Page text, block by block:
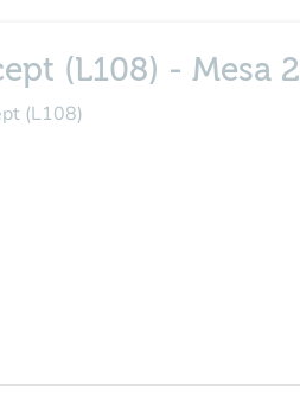
(L108) - Mesa 2
(L108)